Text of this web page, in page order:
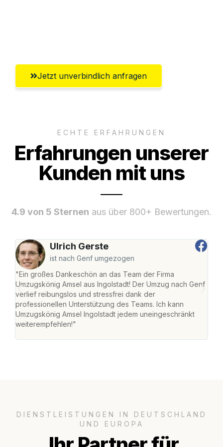
Jetzt unverbindlich anfragen
ECHTE ERFAHRUNGEN
Erfahrungen unserer
Kunden mit uns
4.9 von 5 Sternen aus über 800+ Bewertungen.
Ulrich Gerste
ist nach Genf umgezogen
"Ein großes Dankeschön an das Team der Firma
Umzugskönig Amsel aus Ingolstadt! Der Umzug nach Genf
verlief reibungslos und stressfrei dank der
professionellen Unterstützung des Teams. Ich kann
Umzugskönig Amsel Ingolstadt jedem uneingeschränkt
weiterempfehlen!"
DIENSTLEISTUNGEN IN DEUTSCHLAND
UND EUROPA